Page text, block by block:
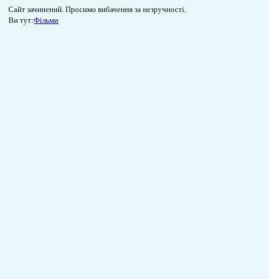
Сайт зачинений. Просимо вибачення за незручності.
Ви тут:Фільми